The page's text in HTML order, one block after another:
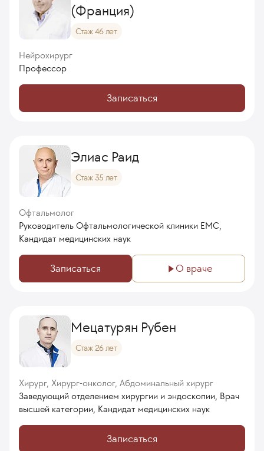
(Франция)
Стаж 46 лет
Нейрохирург
Профессор
Записаться
Элиас Раид
Стаж 35 лет
Офтальмолог
Руководитель Офтальмологической клиники ЕМС,
Кандидат медицинских наук
Записаться О враче
Мецатурян Рубен
Стаж 26 лет
Хирург, Хирург-онколог, Абдоминальный хирург
Заведующий отделением хирургии и эндоскопии, Врач
высшей категории, Кандидат медицинских наук
Записаться